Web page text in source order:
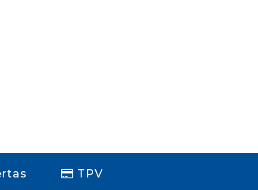
TPV